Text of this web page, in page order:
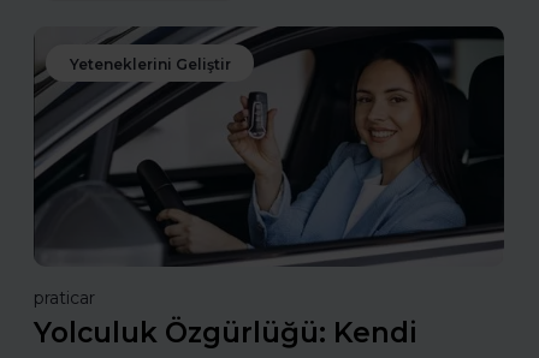
Yeteneklerini Geliştir
praticar
Yolculuk Özgürlüğü: Kendi